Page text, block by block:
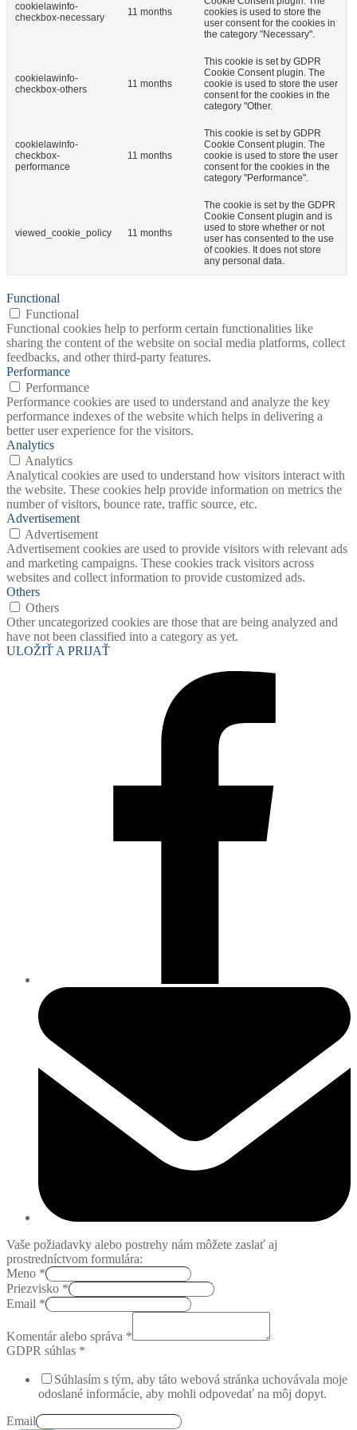
cookielawinfo-
checkbox-necessary
11 months
cookies is used to store the
user consent for the cookies in
the category "Necessary".
cookielawinfo-
checkbox-others
11 months
This cookie is set by GDPR
Cookie Consent plugin. The
cookie is used to store the user
consent for the cookies in the
category "Other.
cookielawinfo-
checkbox-
performance
11 months
This cookie is set by GDPR
Cookie Consent plugin. The
cookie is used to store the user
consent for the cookies in the
category "Performance".
viewed_cookie_policy 11 months
The cookie is set by the GDPR
Cookie Consent plugin and is
used to store whether or not
user has consented to the use
of cookies. It does not store
any personal data.
Functional
Functional
Functional cookies help to perform certain functionalities like
sharing the content of the website on social media platforms, collect
feedbacks, and other third-party features.
Performance
Performance
Performance cookies are used to understand and analyze the key
performance indexes of the website which helps in delivering a
better user experience for the visitors.
Analytics
Analytics
Analytical cookies are used to understand how visitors interact with
the website. These cookies help provide information on metrics the
number of visitors, bounce rate, traffic source, etc.
Advertisement
Advertisement
Advertisement cookies are used to provide visitors with relevant ads
and marketing campaigns. These cookies track visitors across
websites and collect information to provide customized ads.
Others
Others
Other uncategorized cookies are those that are being analyzed and
have not been classified into a category as yet.
ULOŽIŤ A PRIJAŤ
Vaše požiadavky alebo postrehy nám môžete zaslať aj
prostredníctvom formulára:
Meno *
Priezvisko *
Email *
Komentár alebo správa *
GDPR súhlas *
Súhlasím s tým, aby táto webová stránka uchovávala moje
odoslané informácie, aby mohli odpovedať na môj dopyt.
Email